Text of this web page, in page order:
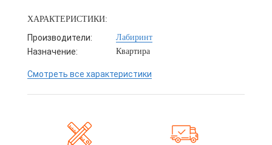
ХАРАКТЕРИСТИКИ:
Производители: Лабиринт
Назначение: Квартира
Смотреть все характеристики